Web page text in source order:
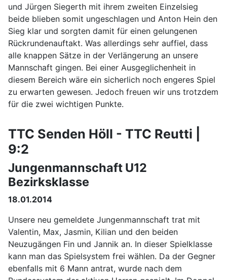
und Jürgen Siegerth mit ihrem zweiten Einzelsieg
beide blieben somit ungeschlagen und Anton Hein den
Sieg klar und sorgten damit für einen gelungenen
Rückrundenauftakt. Was allerdings sehr auffiel, dass
alle knappen Sätze in der Verlängerung an unsere
Mannschaft gingen. Bei einer Ausgeglichenheit in
diesem Bereich wäre ein sicherlich noch engeres Spiel
zu erwarten gewesen. Jedoch freuen wir uns trotzdem
für die zwei wichtigen Punkte.
TTC Senden Höll - TTC Reutti |
9:2
Jungenmannschaft U12
Bezirksklasse
18.01.2014
Unsere neu gemeldete Jungenmannschaft trat mit
Valentin, Max, Jasmin, Kilian und den beiden
Neuzugängen Fin und Jannik an. In dieser Spielklasse
kann man das Spielsystem frei wählen. Da der Gegner
ebenfalls mit 6 Mann antrat, wurde nach dem